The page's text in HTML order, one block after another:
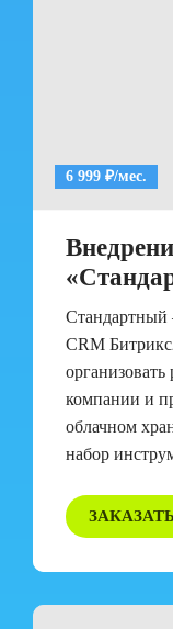
6 999 ₽/мес.
CRM
организовать
компании и
облачном
набор